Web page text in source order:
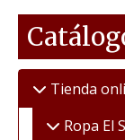
Tienda
Ropa El